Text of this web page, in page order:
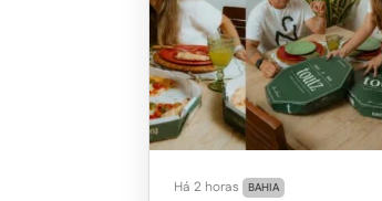
Há 2 horas BAHIA